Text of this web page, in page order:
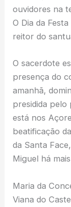
ouvidores na
O Dia da
reitor do
O sacerdote
presença do
amanhã,
presidida pelo
está nos
beatificação
da Santa
Miguel há
Maria da
Viana do